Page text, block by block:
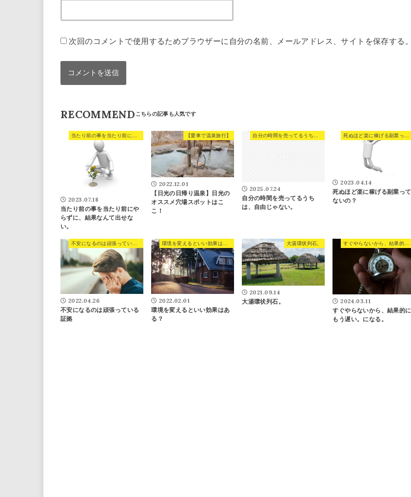
次回のコメントで使用するためブラウザーに自分の名前、メールアドレス、サイトを保存する。
RECOMMEND
2023.07.18
当たり前の事を当たり前にや
らずに、結果なんて出せな
い。
【愛車で温泉旅行】
2022.12.01
【日光の日帰り温泉】日光の
オススメ穴場スポットはこ
こ！
2025.07.24
自分の時間を売ってるうち
は、自由じゃない。
2023.04.14
死ぬほど楽に稼げる副業って
ないの？
不安になるのは頑張っている証拠
2022.04.26
不安になるのは頑張っている
証拠
環境を変えるといい効果はある？
2022.02.01
環境を変えるといい効果はあ
る？
大湯環状列石。
2021.09.14
大湯環状列石。
すぐやらないから、結果的にもう遅い。になる。
2024.03.11
すぐやらないから、結果的に
もう遅い。になる。